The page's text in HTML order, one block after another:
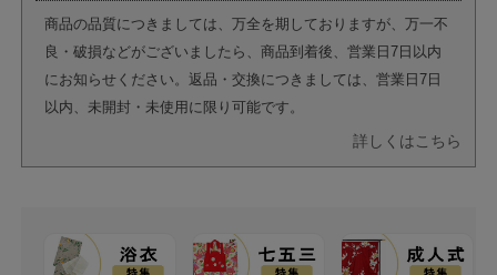
商品の品質につきましては、万全を期しておりますが、万一不
良・破損などがございましたら、商品到着後、営業日7日以内
にお知らせください。返品・交換につきましては、営業日7日
以内、未開封・未使用に限り可能です。
詳しくはこちら